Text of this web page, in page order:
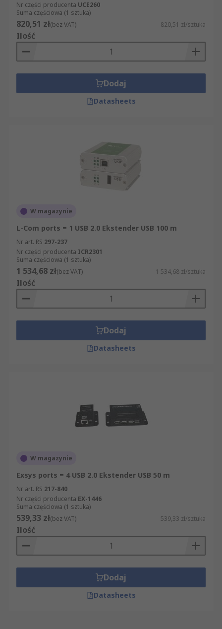
Nr części producenta UCE260
Suma częściowa (1 sztuka)
820,51 zł(bez VAT) 820,51 zł/sztuka
Ilość
Dodaj
Datasheets
W magazynie
L-Com ports = 1 USB 2.0 Ekstender USB 100 m
Nr art. RS 297-237
Nr części producenta ICR2301
Suma częściowa (1 sztuka)
1 534,68 zł(bez VAT) 1 534,68 zł/sztuka
Ilość
Dodaj
Datasheets
W magazynie
Exsys ports = 4 USB 2.0 Ekstender USB 50 m
Nr art. RS 217-840
Nr części producenta EX-1446
Suma częściowa (1 sztuka)
539,33 zł(bez VAT) 539,33 zł/sztuka
Ilość
Dodaj
Datasheets